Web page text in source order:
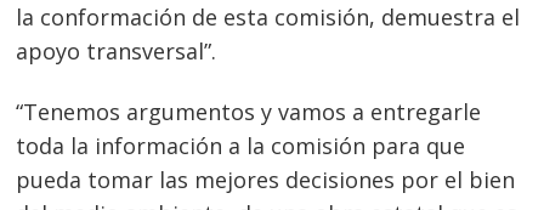
la conformación de esta comisión, demuestra el
apoyo transversal”.
“Tenemos argumentos y vamos a entregarle
toda la información a la comisión para que
pueda tomar las mejores decisiones por el bien